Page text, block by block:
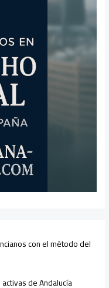
con el método del
de Andalucía